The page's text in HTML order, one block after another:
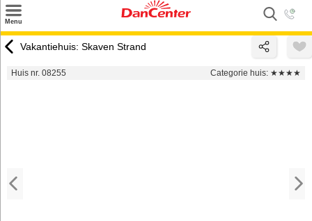
Menu
Inspiratie
Vakantiehuis: Skaven Strand
Huis nr. 08255 Categorie huis: ★★★★